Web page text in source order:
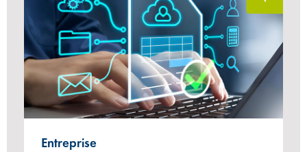
Entreprise